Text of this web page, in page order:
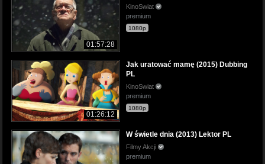
01:57:28
KinoSwiat
premium
1080p
01:26:12
Jak uratować mamę (2015) Dubbing
PL
KinoSwiat
premium
1080p
W świetle dnia (2013) Lektor PL
Filmy Akcji
premium